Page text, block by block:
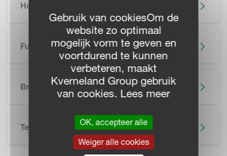
Hoogtepunten
Functionaliteiten
Brochure
SKIP BROCHURE
Technische Specificatie
Gebruik van cookiesOm de
website zo optimaal
mogelijk vorm te geven en
voortdurend te kunnen
verbeteren, maakt
Kverneland Group gebruik
van cookies. Lees meer
OK, accepteer alle
Weiger alle cookies